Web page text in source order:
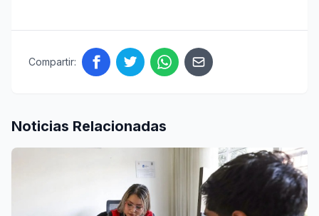
Compartir:
Noticias Relacionadas